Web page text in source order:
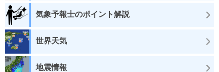
気象予報士のポイント解説
世界天気
地震情報